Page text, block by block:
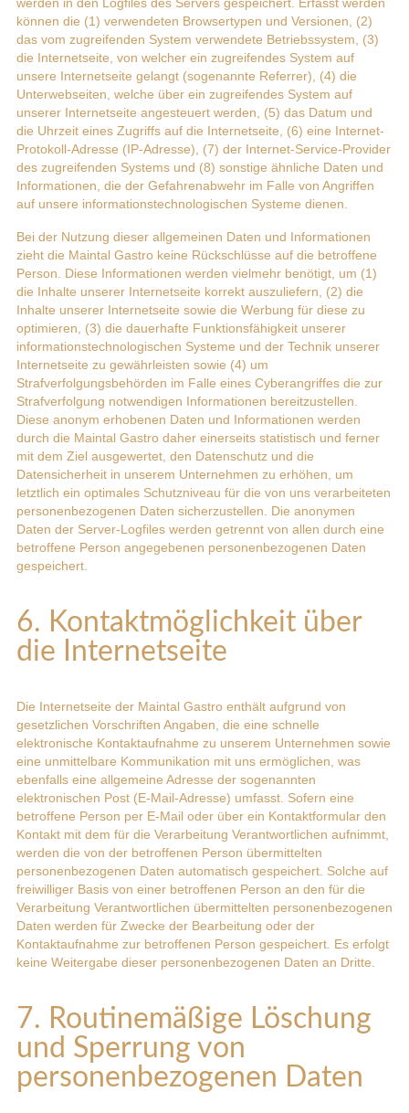
können die (1) verwendeten Browsertypen und Versionen, (2)
das vom zugreifenden System verwendete Betriebssystem, (3)
die Internetseite, von welcher ein zugreifendes System auf
unsere Internetseite gelangt (sogenannte Referrer), (4) die
Unterwebseiten, welche über ein zugreifendes System auf
unserer Internetseite angesteuert werden, (5) das Datum und
die Uhrzeit eines Zugriffs auf die Internetseite, (6) eine Internet-
Protokoll-Adresse (IP-Adresse), (7) der Internet-Service-Provider
des zugreifenden Systems und (8) sonstige ähnliche Daten und
Informationen, die der Gefahrenabwehr im Falle von Angriffen
auf unsere informationstechnologischen Systeme dienen.
Bei der Nutzung dieser allgemeinen Daten und Informationen
zieht die Maintal Gastro keine Rückschlüsse auf die betroffene
Person. Diese Informationen werden vielmehr benötigt, um (1)
die Inhalte unserer Internetseite korrekt auszuliefern, (2) die
Inhalte unserer Internetseite sowie die Werbung für diese zu
optimieren, (3) die dauerhafte Funktionsfähigkeit unserer
informationstechnologischen Systeme und der Technik unserer
Internetseite zu gewährleisten sowie (4) um
Strafverfolgungsbehörden im Falle eines Cyberangriffes die zur
Strafverfolgung notwendigen Informationen bereitzustellen.
Diese anonym erhobenen Daten und Informationen werden
durch die Maintal Gastro daher einerseits statistisch und ferner
mit dem Ziel ausgewertet, den Datenschutz und die
Datensicherheit in unserem Unternehmen zu erhöhen, um
letztlich ein optimales Schutzniveau für die von uns verarbeiteten
personenbezogenen Daten sicherzustellen. Die anonymen
Daten der Server-Logfiles werden getrennt von allen durch eine
betroffene Person angegebenen personenbezogenen Daten
gespeichert.
6. Kontaktmöglichkeit über
die Internetseite
Die Internetseite der Maintal Gastro enthält aufgrund von
gesetzlichen Vorschriften Angaben, die eine schnelle
elektronische Kontaktaufnahme zu unserem Unternehmen sowie
eine unmittelbare Kommunikation mit uns ermöglichen, was
ebenfalls eine allgemeine Adresse der sogenannten
elektronischen Post (E-Mail-Adresse) umfasst. Sofern eine
betroffene Person per E-Mail oder über ein Kontaktformular den
Kontakt mit dem für die Verarbeitung Verantwortlichen aufnimmt,
werden die von der betroffenen Person übermittelten
personenbezogenen Daten automatisch gespeichert. Solche auf
freiwilliger Basis von einer betroffenen Person an den für die
Verarbeitung Verantwortlichen übermittelten personenbezogenen
Daten werden für Zwecke der Bearbeitung oder der
Kontaktaufnahme zur betroffenen Person gespeichert. Es erfolgt
keine Weitergabe dieser personenbezogenen Daten an Dritte.
7. Routinemäßige Löschung
und Sperrung von
personenbezogenen Daten